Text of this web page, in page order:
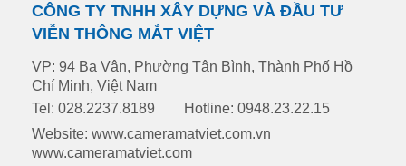
CÔNG TY TNHH XÂY DỰNG VÀ ĐẦU TƯ
VIỄN THÔNG MẮT VIỆT
VP: 94 Ba Vân, Phường Tân Bình, Thành Phố Hồ
Chí Minh, Việt Nam
Tel: 028.2237.8189
Hotline: 0948.23.22.15
Website: www.cameramatviet.com.vn
www.cameramatviet.com